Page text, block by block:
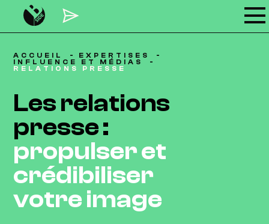
ACCUEIL
EXPERTISES
INFLUENCE ET MÉDIAS
RELATIONS PRESSE
Les relations
presse :
propulser et
crédibiliser
votre image